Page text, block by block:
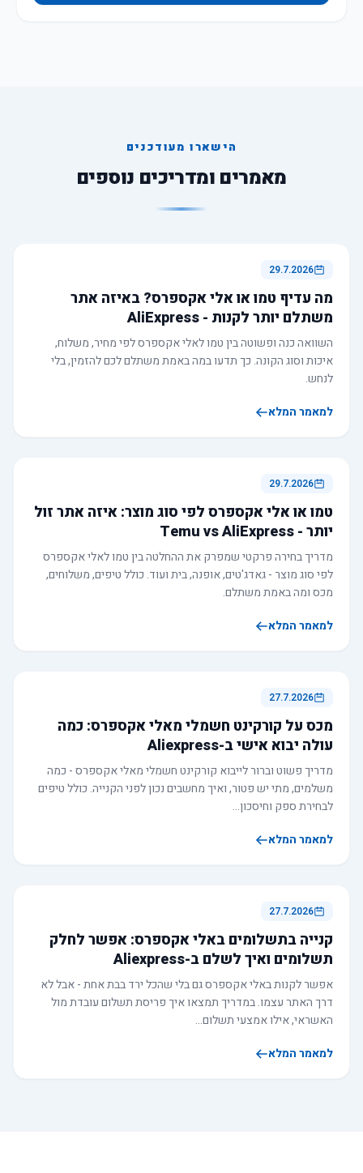
הישארו מעודכנים
מאמרים ומדריכים נוספים
29.7.2026
מה עדיף טמו או אלי אקספרס? באיזה אתר
משתלם יותר לקנות - AliExpress
השוואה כנה ופשוטה בין טמו לאלי אקספרס לפי מחיר, משלוח,
איכות וסוג הקונה. כך תדעו במה באמת משתלם לכם להזמין, בלי
לנחש.
למאמר המלא
29.7.2026
טמו או אלי אקספרס לפי סוג מוצר: איזה אתר זול
יותר - Temu vs AliExpress
מדריך בחירה פרקטי שמפרק את ההחלטה בין טמו לאלי אקספרס
לפי סוג מוצר - גאדג'טים, אופנה, בית ועוד. כולל טיפים, משלוחים,
מכס ומה באמת משתלם.
למאמר המלא
27.7.2026
מכס על קורקינט חשמלי מאלי אקספרס: כמה
עולה יבוא אישי ב-Aliexpress
מדריך פשוט וברור לייבוא קורקינט חשמלי מאלי אקספרס - כמה
משלמים, מתי יש פטור, ואיך מחשבים נכון לפני הקנייה. כולל טיפים
לבחירת ספק וחיסכון…
למאמר המלא
27.7.2026
קנייה בתשלומים באלי אקספרס: אפשר לחלק
תשלומים ואיך לשלם ב-Aliexpress
אפשר לקנות באלי אקספרס גם בלי שהכל ירד בבת אחת - אבל לא
דרך האתר עצמו. במדריך תמצאו איך פריסת תשלום עובדת מול
האשראי, אילו אמצעי תשלום…
למאמר המלא